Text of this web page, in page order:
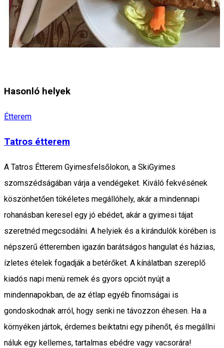
Hasonló helyek
Étterem
Tatros étterem
A Tatros Étterem Gyimesfelsőlokon, a SkiGyimes
szomszédságában várja a vendégeket. Kiváló fekvésének
köszönhetően tökéletes megállóhely, akár a mindennapi
rohanásban keresel egy jó ebédet, akár a gyimesi tájat
szeretnéd megcsodálni. A helyiek és a kirándulók körében is
népszerű étteremben igazán barátságos hangulat és házias,
ízletes ételek fogadják a betérőket. A kínálatban szereplő
kiadós napi menü remek és gyors opciót nyújt a
mindennapokban, de az étlap egyéb finomságai is
gondoskodnak arról, hogy senki ne távozzon éhesen. Ha a
környéken jártok, érdemes beiktatni egy pihenőt, és megállni
náluk egy kellemes, tartalmas ebédre vagy vacsorára!